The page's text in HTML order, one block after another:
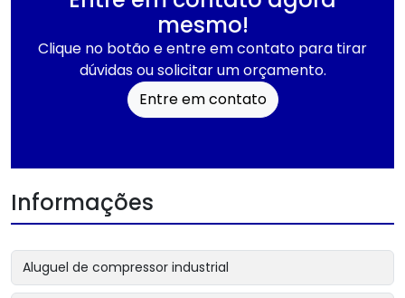
mesmo!
Clique no botão e entre em contato para tirar
dúvidas ou solicitar um orçamento.
Entre em contato
Informações
Aluguel de compressor industrial